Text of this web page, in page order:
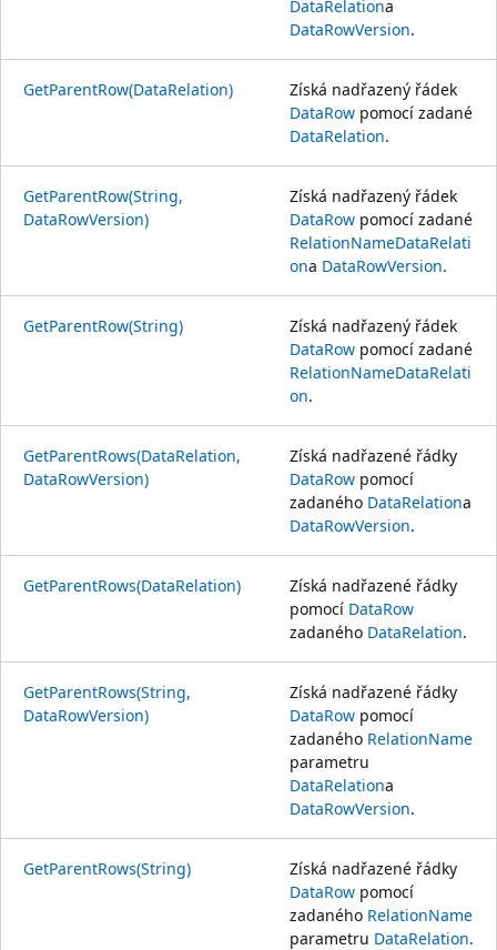
DataRelationa
DataRowVersion.
GetParentRow(DataRelation)
Získá nadřazený řádek
DataRow pomocí zadané
DataRelation.
GetParentRow(String,
DataRowVersion)
Získá nadřazený řádek
DataRow pomocí zadané
RelationNameDataRelati
ona DataRowVersion.
GetParentRow(String)
Získá nadřazený řádek
DataRow pomocí zadané
RelationNameDataRelati
on.
GetParentRows(DataRelation,
DataRowVersion)
Získá nadřazené řádky
DataRow pomocí
zadaného DataRelationa
DataRowVersion.
GetParentRows(DataRelation)
Získá nadřazené řádky
pomocí DataRow
zadaného DataRelation.
GetParentRows(String,
DataRowVersion)
Získá nadřazené řádky
DataRow pomocí
zadaného RelationName
parametru
DataRelationa
DataRowVersion.
GetParentRows(String)
Získá nadřazené řádky
DataRow pomocí
zadaného RelationName
parametru DataRelation.